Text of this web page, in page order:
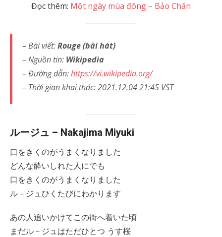
Đọc thêm: Một ngày mùa đông – Bảo Chấn
– Bài viết:Rouge (bài hát)
– Nguồn tin: Wikipedia
– Đường dẫn:https://vi.wikipedia.org/
– Thời gian khai thác: 2021.12.04 21:45 VST
ルージュ – Nakajima Miyuki
口をきくのがうまくなりました
どんな酔いしれた人にでも
口をきくのがうまくなりました
ル－ジュひくたびにわかります
あの人追いかけてこの街へ着いた頃
まだル－ジュはただひとつ うす桜